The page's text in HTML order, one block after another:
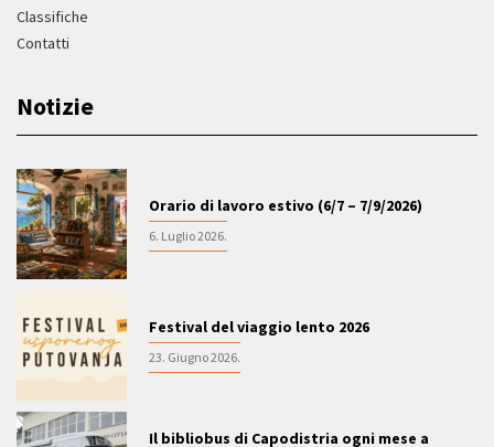
Classifiche
Contatti
Notizie
Orario di lavoro estivo (6/7 – 7/9/2026)
6. Luglio 2026.
Festival del viaggio lento 2026
23. Giugno 2026.
Il bibliobus di Capodistria ogni mese a